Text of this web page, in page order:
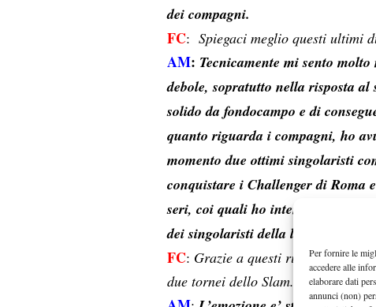
Per fornire le
accedere alle
elaborare dati
annunci (non)
dei compagni.
FC:Spiegaci meglio questi ultimi
AM: Tecnicamente mi sento
debole, sopratutto nella risposta
solido da fondocampo e di
quanto riguarda i compagni, ho
momento due ottimi singolaristi
conquistare i Challenger di Roma
seri, coi quali ho intenzione di
dei singolaristi della loro qualità
FC: Grazie a questi risultati, sei
due tornei dello Slam. Raccontaci